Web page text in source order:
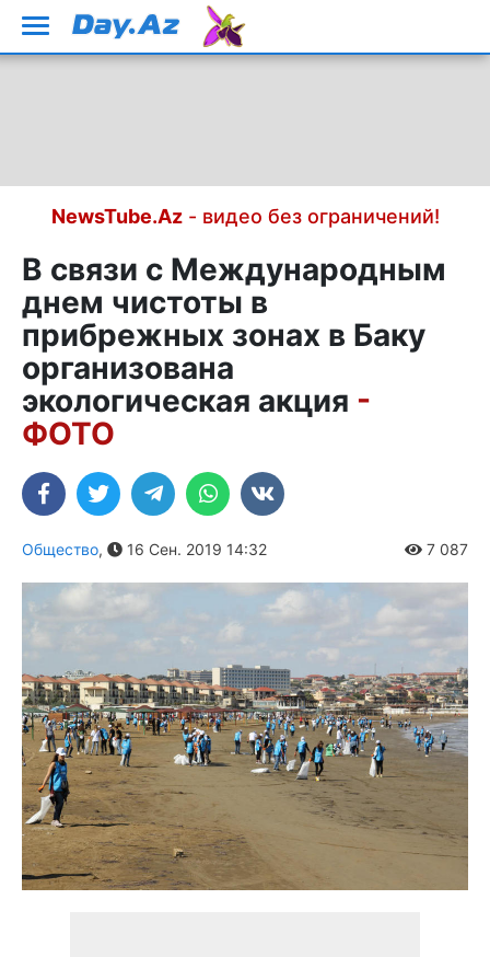
NewsTube.Az- видео без ограничений!
В связи с Международным
днем чистоты в
прибрежных зонах в Баку
организована
экологическая акция -
ФОТО
Общество, 16 Сен. 2019 14:32 7 087